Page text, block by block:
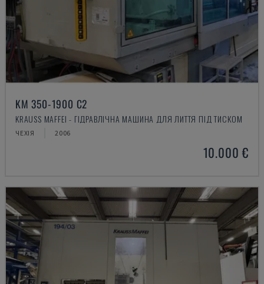
KM 350-1900 C2
KRAUSS MAFFEI - ГІДРАВЛІЧНА МАШИНА ДЛЯ ЛИТТЯ ПІД ТИСКОМ
ЧЕХІЯ 2006
10.000 €